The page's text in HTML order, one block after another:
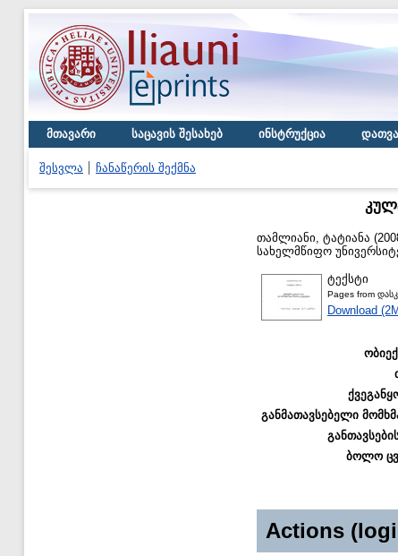
მთავარი საცავის შესახებ ინსტრუქცია
შესვლა ჩანაწერის შექმნა
თამლიანი, ტატიანა
სახელმწიფო
ტექსტი
Pages from
Download
განმათავსებელი
ბოლო
Actions